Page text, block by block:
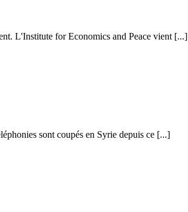
L'Institute for Economics and Peace vient [...]
sont coupés en Syrie depuis ce [...]